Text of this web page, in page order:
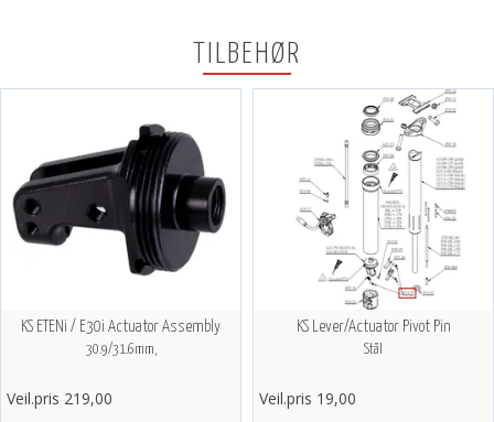
TILBEHØR
KS ETENi / E30i Actuator Assembly
30.9/31.6mm,
Veil.pris 219,00
KS Lever/Actuator Pivot Pin
Stål
Veil.pris 19,00